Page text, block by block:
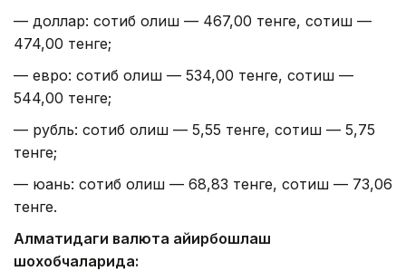
— доллар: сотиб олиш — 467,00 тенге, сотиш —
474,00 тенге;
— евро: сотиб олиш — 534,00 тенге, сотиш —
544,00 тенге;
— рубль: сотиб олиш — 5,55 тенге, сотиш — 5,75
тенге;
— юань: сотиб олиш — 68,83 тенге, сотиш — 73,06
тенге.
Алматидаги валюта айирбошлаш
шохобчаларида: